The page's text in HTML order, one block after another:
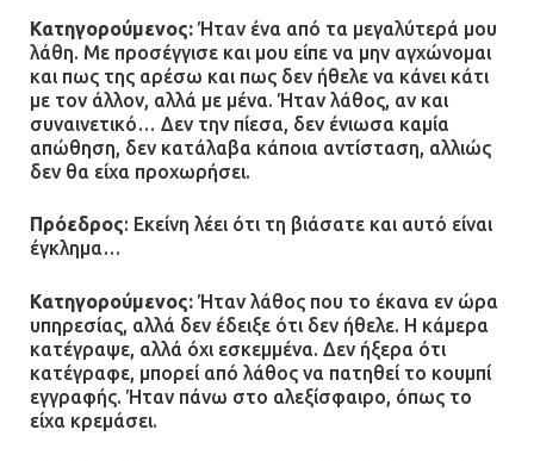
Κατηγορούμενος: Ήταν ένα από τα μεγαλύτερά μου
λάθη. Με προσέγγισε και μου είπε να μην αγχώνομαι
και πως της αρέσω και πως δεν ήθελε να κάνει κάτι
με τον άλλον, αλλά με μένα. Ήταν λάθος, αν και
συναινετικό… Δεν την πίεσα, δεν ένιωσα καμία
απώθηση, δεν κατάλαβα κάποια αντίσταση, αλλιώς
δεν θα είχα προχωρήσει.
Πρόεδρος: Εκείνη λέει ότι τη βιάσατε και αυτό είναι
έγκλημα…
Κατηγορούμενος: Ήταν λάθος που το έκανα εν ώρα
υπηρεσίας, αλλά δεν έδειξε ότι δεν ήθελε. Η κάμερα
κατέγραψε, αλλά όχι εσκεμμένα. Δεν ήξερα ότι
κατέγραφε, μπορεί από λάθος να πατηθεί το κουμπί
εγγραφής. Ήταν πάνω στο αλεξίσφαιρο, όπως το
είχα κρεμάσει.